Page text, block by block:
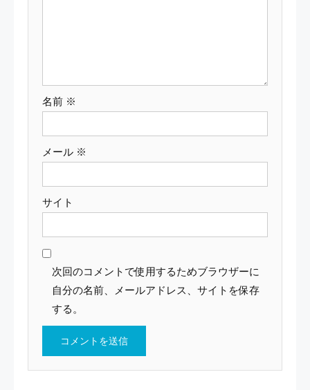
名前 ※
メール ※
サイト
次回のコメントで使用するためブラウザーに
自分の名前、メールアドレス、サイトを保存
する。